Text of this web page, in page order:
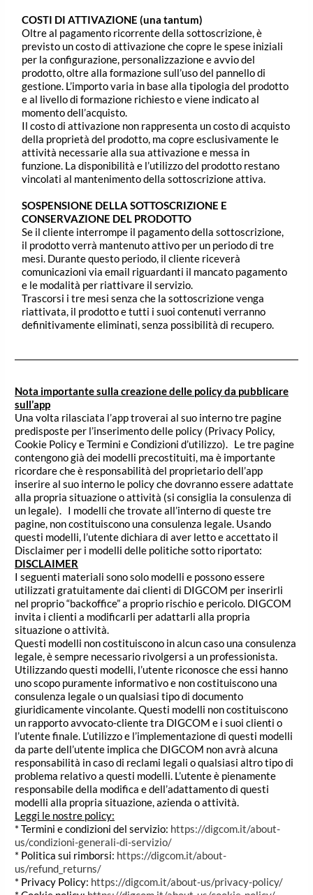
COSTI DI ATTIVAZIONE (una tantum)
Oltre al pagamento ricorrente della sottoscrizione, è
previsto un costo di attivazione che copre le spese iniziali
per la configurazione, personalizzazione e avvio del
prodotto, oltre alla formazione sull’uso del pannello di
gestione. L’importo varia in base alla tipologia del prodotto
e al livello di formazione richiesto e viene indicato al
momento dell’acquisto.
Il costo di attivazione non rappresenta un costo di acquisto
della proprietà del prodotto, ma copre esclusivamente le
attività necessarie alla sua attivazione e messa in
funzione. La disponibilità e l’utilizzo del prodotto restano
vincolati al mantenimento della sottoscrizione attiva.
SOSPENSIONE DELLA SOTTOSCRIZIONE E
CONSERVAZIONE DEL PRODOTTO
Se il cliente interrompe il pagamento della sottoscrizione,
il prodotto verrà mantenuto attivo per un periodo di tre
mesi. Durante questo periodo, il cliente riceverà
comunicazioni via email riguardanti il mancato pagamento
e le modalità per riattivare il servizio.
Trascorsi i tre mesi senza che la sottoscrizione venga
riattivata, il prodotto e tutti i suoi contenuti verranno
definitivamente eliminati, senza possibilità di recupero.
Nota importante sulla creazione delle policy da pubblicare
sull’app
Una volta rilasciata l’app troverai al suo interno tre pagine
predisposte per l’inserimento delle policy (Privacy Policy,
Cookie Policy e Termini e Condizioni d’utilizzo). Le tre pagine
contengono già dei modelli precostituiti, ma è importante
ricordare che è responsabilità del proprietario dell’app
inserire al suo interno le policy che dovranno essere adattate
alla propria situazione o attività (si consiglia la consulenza di
un legale). I modelli che trovate all’interno di queste tre
pagine, non costituiscono una consulenza legale. Usando
questi modelli, l’utente dichiara di aver letto e accettato il
Disclaimer per i modelli delle politiche sotto riportato:
DISCLAIMER
I seguenti materiali sono solo modelli e possono essere
utilizzati gratuitamente dai clienti di DIGCOM per inserirli
nel proprio “backoffice” a proprio rischio e pericolo. DIGCOM
invita i clienti a modificarli per adattarli alla propria
situazione o attività.
Questi modelli non costituiscono in alcun caso una consulenza
legale, è sempre necessario rivolgersi a un professionista.
Utilizzando questi modelli, l’utente riconosce che essi hanno
uno scopo puramente informativo e non costituiscono una
consulenza legale o un qualsiasi tipo di documento
giuridicamente vincolante. Questi modelli non costituiscono
un rapporto avvocato-cliente tra DIGCOM e i suoi clienti o
l’utente finale. L’utilizzo e l’implementazione di questi modelli
da parte dell’utente implica che DIGCOM non avrà alcuna
responsabilità in caso di reclami legali o qualsiasi altro tipo di
problema relativo a questi modelli. L’utente è pienamente
responsabile della modifica e dell’adattamento di questi
modelli alla propria situazione, azienda o attività.
Leggi le nostre policy:
* Termini e condizioni del servizio: https://digcom.it/about-
us/condizioni-generali-di-servizio/
* Politica sui rimborsi: https://digcom.it/about-
us/refund_returns/
* Privacy Policy: https://digcom.it/about-us/privacy-policy/